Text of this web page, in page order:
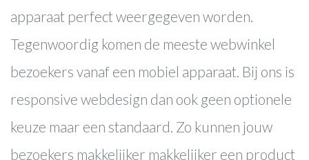
Over ons
Werkwijze
Cases
Blog
Contact
apparaat perfect weergegeven worden.
Tegenwoordig komen de meeste webwinkel
bezoekers vanaf een mobiel apparaat. Bij ons is
responsive webdesign dan ook geen optionele
keuze maar een standaard. Zo kunnen jouw
bezoekers makkelijker makkelijker een product